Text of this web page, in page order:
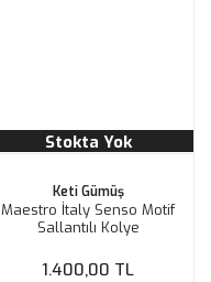
Stokta Yok
Keti Gümüş
Maestro İtaly Senso Motif
Sallantılı Kolye
1.400,00 TL